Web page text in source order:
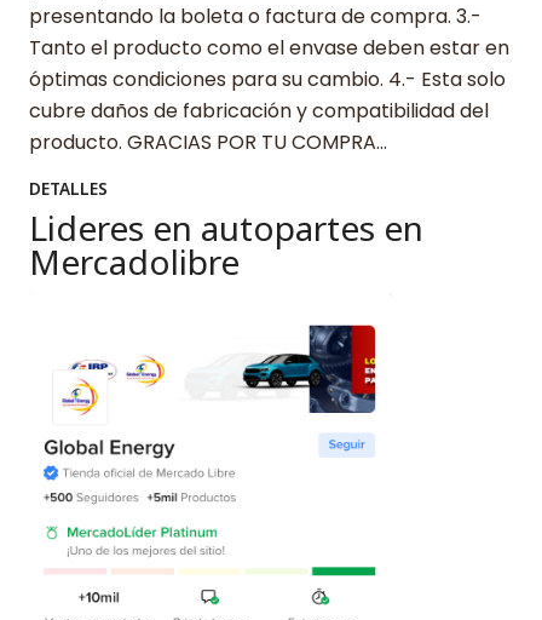
presentando la boleta o factura de compra. 3.-
Tanto el producto como el envase deben estar en
óptimas condiciones para su cambio. 4.- Esta solo
cubre daños de fabricación y compatibilidad del
producto. GRACIAS POR TU COMPRA…
DETALLES
Lideres en autopartes en
Mercadolibre